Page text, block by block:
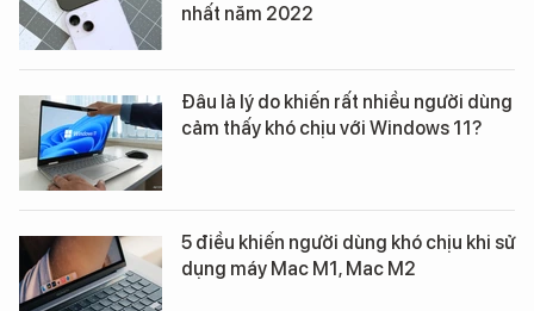
nhất năm 2022
Đâu là lý do khiến rất nhiều người dùng
cảm thấy khó chịu với Windows 11?
5 điều khiến người dùng khó chịu khi sử
dụng máy Mac M1, Mac M2